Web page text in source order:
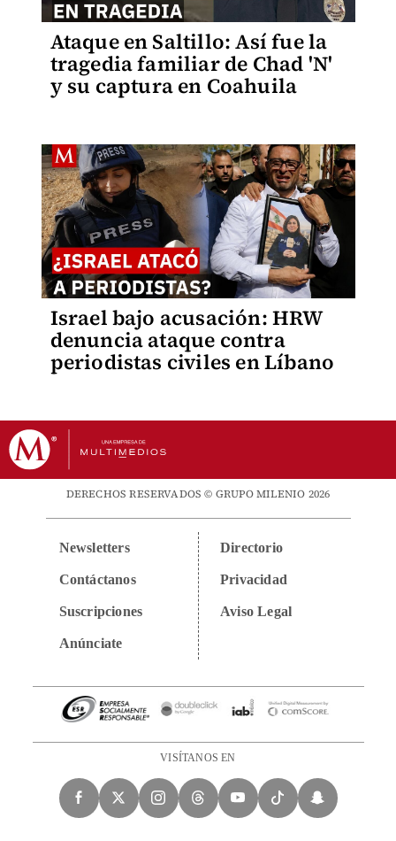
Ataque en Saltillo: Así fue la
tragedia familiar de Chad 'N'
y su captura en Coahuila
Israel bajo acusación: HRW
denuncia ataque contra
periodistas civiles en Líbano
DERECHOS RESERVADOS © GRUPO MILENIO 2026
Newsletters
Contáctanos
Suscripciones
Anúnciate
Directorio
Privacidad
Aviso Legal
VISÍTANOS EN